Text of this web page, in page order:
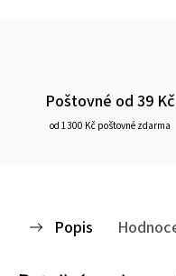
Poštovné od 39 Kč
od 1300 Kč poštovné zdarma
Popis